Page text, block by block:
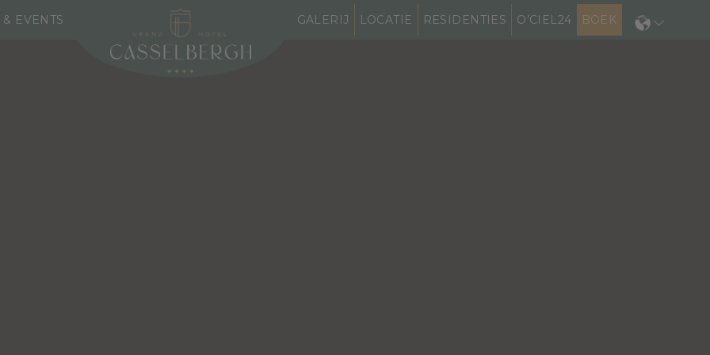
EVENTS GALERIJ LOCATIE RESIDENTIES O’CIEL24 BOEK N